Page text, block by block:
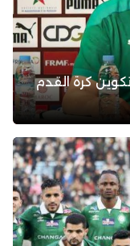
تكوين كرة القدم